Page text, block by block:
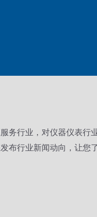
务行业，对仪器仪表行
布行业新闻动向，让您